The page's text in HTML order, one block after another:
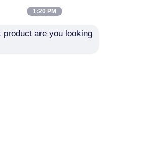
1:20 PM
product are you looking